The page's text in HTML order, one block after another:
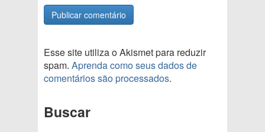
Esse site utiliza o Akismet para reduzir
spam. Aprenda como seus dados de
comentários são processados.
Buscar